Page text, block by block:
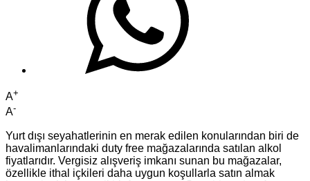
A+
A-
Yurt dışı seyahatlerinin en merak edilen konularından biri de
havalimanlarındaki duty free mağazalarında satılan alkol
fiyatlarıdır. Vergisiz alışveriş imkanı sunan bu mağazalar,
özellikle ithal içkileri daha uygun koşullarla satın almak